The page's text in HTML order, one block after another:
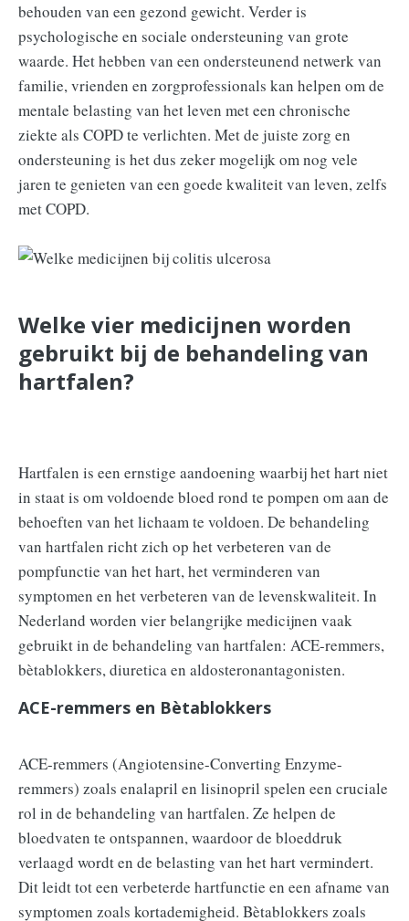
behouden van een gezond gewicht. Verder is
psychologische en sociale ondersteuning van grote
waarde. Het hebben van een ondersteunend netwerk van
familie, vrienden en zorgprofessionals kan helpen om de
mentale belasting van het leven met een chronische
ziekte als COPD te verlichten. Met de juiste zorg en
ondersteuning is het dus zeker mogelijk om nog vele
jaren te genieten van een goede kwaliteit van leven, zelfs
met COPD.
Welke vier medicijnen worden
gebruikt bij de behandeling van
hartfalen?
Hartfalen is een ernstige aandoening waarbij het hart niet
in staat is om voldoende bloed rond te pompen om aan de
behoeften van het lichaam te voldoen. De behandeling
van hartfalen richt zich op het verbeteren van de
pompfunctie van het hart, het verminderen van
symptomen en het verbeteren van de levenskwaliteit. In
Nederland worden vier belangrijke medicijnen vaak
gebruikt in de behandeling van hartfalen: ACE-remmers,
bètablokkers, diuretica en aldosteronantagonisten.
ACE-remmers en Bètablokkers
ACE-remmers (Angiotensine-Converting Enzyme-
remmers) zoals enalapril en lisinopril spelen een cruciale
rol in de behandeling van hartfalen. Ze helpen de
bloedvaten te ontspannen, waardoor de bloeddruk
verlaagd wordt en de belasting van het hart vermindert.
Dit leidt tot een verbeterde hartfunctie en een afname van
symptomen zoals kortademigheid. Bètablokkers zoals